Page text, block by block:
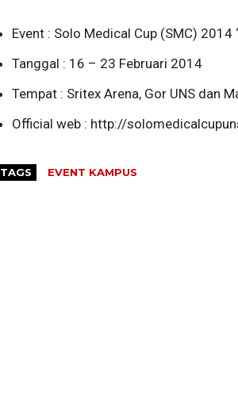
Event : Solo Medical Cup (SMC) 2014
Tanggal : 16 – 23 Februari 2014
Tempat : Sritex Arena, Gor UNS dan
Official web : http://
TAGS EVENT KAMPUS